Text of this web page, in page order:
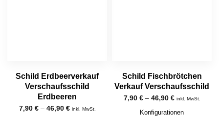
Schild Erdbeerverkauf
Verschaufsschild
Erdbeeren
7,90 €– 46,90 € inkl. MwSt.
Schild Fischbrötchen
Verkauf Verschaufsschild
7,90 €– 46,90 € inkl. MwSt.
Konfigurationen